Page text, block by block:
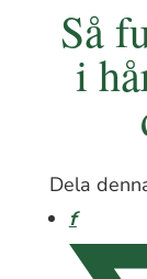
Så
i
Dela
f